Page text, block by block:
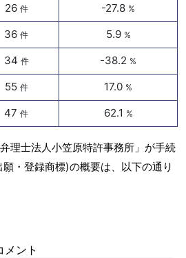
26 件 -27.8 %
36 件 5.9 %
34 件 -38.2 %
55 件 17.0 %
47 件 62.1 %
理士法人小笠原特許事務所」が手続
・登録商標)の概要は、以下の通り
メント